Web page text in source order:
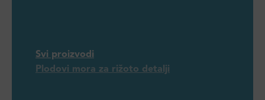
Svi proizvodi
Plodovi mora za rižoto detalji